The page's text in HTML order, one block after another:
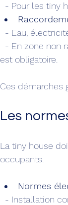
- Pour les
- Eau,
est obligatoire.
Ces démarches
Les
La tiny house
occupants.
Normes
-